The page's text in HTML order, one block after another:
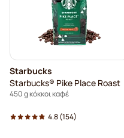
Starbucks
Starbucks® Pike Place Roast
450 g κόκκοι καφέ
4.8(154)